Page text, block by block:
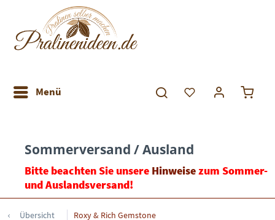
Menü
Sommerversand / Ausland
Bitte beachten Sie unsere Hinweisezum Sommer-
und Auslandsversand!
Übersicht Roxy & Rich Gemstone